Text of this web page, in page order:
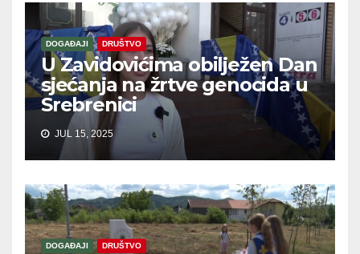
DOGAĐAJI DRUŠTVO
U Zavidovićima obilježen Dan
sjećanja na žrtve genocida u
Srebrenici
JUL 15, 2025
DOGAĐAJI DRUŠTVO